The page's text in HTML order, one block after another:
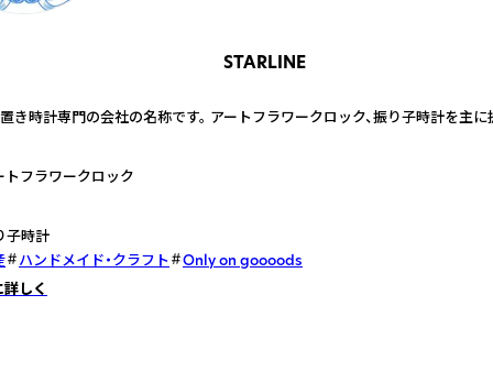
STARLINE
き時計専門の会社の名称です。 アートフラワークロック、振り子時計を主に
トフラワークロック
子時計
ハンドメイド・クラフト
Only on goooods
しく